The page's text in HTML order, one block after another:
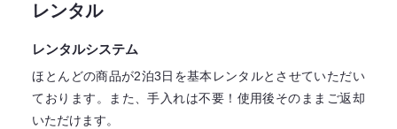
レンタル
レンタルシステム
ほとんどの商品が2泊3日を基本レンタルとさせていただい
ております。
また、手入れは不要！ 使用後そのままご返却
いただけます。